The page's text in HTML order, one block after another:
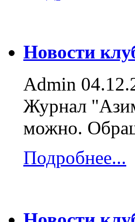
Новости
Admin
Журнал
можно.
Подробнее...